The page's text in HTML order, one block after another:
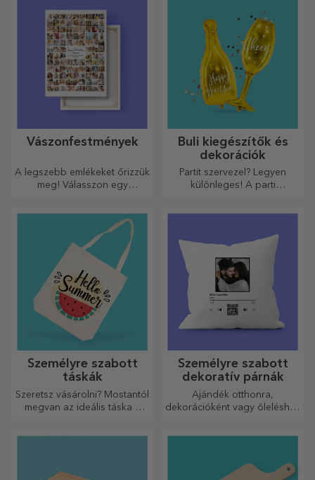
Vászonfestmények
A legszebb emlékeket őrizzük
meg! Válasszon egy
Buli kiegészítők és
dekorációk
Partit szervezel? Legyen
különleges! A parti
Személyre szabott
táskák
Szeretsz vásárolni? Mostantól
megvan az ideális táska a
Személyre szabott
dekoratív párnák
Ajándék otthonra,
dekorációként vagy öleléshez